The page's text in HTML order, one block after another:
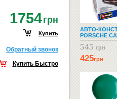
1754грн
Купить
Обратный звонок
Купить Быстро
АВТО-
PORSCHE
545 грн
425грн